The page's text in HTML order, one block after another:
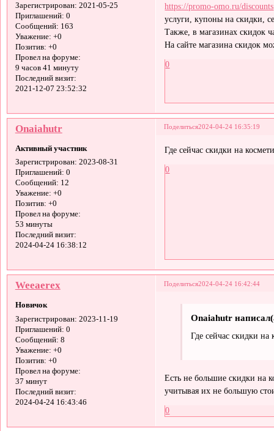
Зарегистрирован: 2021-05-25
Приглашений: 0
Сообщений: 163
Уважение: +0
Позитив: +0
Провел на форуме:
9 часов 41 минуту
Последний визит:
2021-12-07 23:52:32
https://promo-omo.ru/discounts
услуги, купоны на скидки,
Также, в магазинах скидок
На сайте магазина скидок
0
Поделиться2024-04-24 16:35:19
Onaiahutr
Активный участник
Зарегистрирован: 2023-08-31
Приглашений: 0
Сообщений: 12
Уважение: +0
Позитив: +0
Провел на форуме:
53 минуты
Последний визит:
2024-04-24 16:38:12
Где сейчас скидки на
0
Поделиться2024-04-24 16:42:44
Weeaerex
Новичок
Зарегистрирован: 2023-11-19
Приглашений: 0
Сообщений: 8
Уважение: +0
Позитив: +0
Провел на форуме:
37 минут
Последний визит:
2024-04-24 16:43:46
Onaiahutr
Где сейчас скидки на
Есть не большие скидки на
учитывая их не большую
0